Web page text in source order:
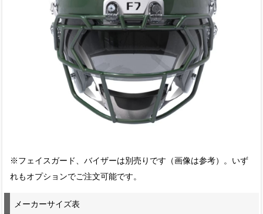
※フェイスガード、バイザーは別売りです（画像は参考）。いず
れもオプションでご注文可能です。
メーカーサイズ表